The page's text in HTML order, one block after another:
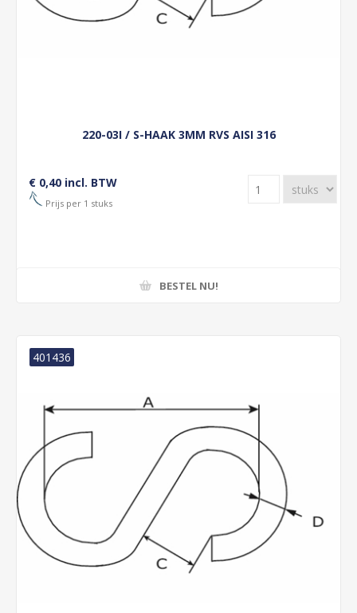
220-03I / S-HAAK 3MM RVS AISI 316
€ 0,40 incl. BTW
Prijs per 1 stuks
BESTEL NU!
401436